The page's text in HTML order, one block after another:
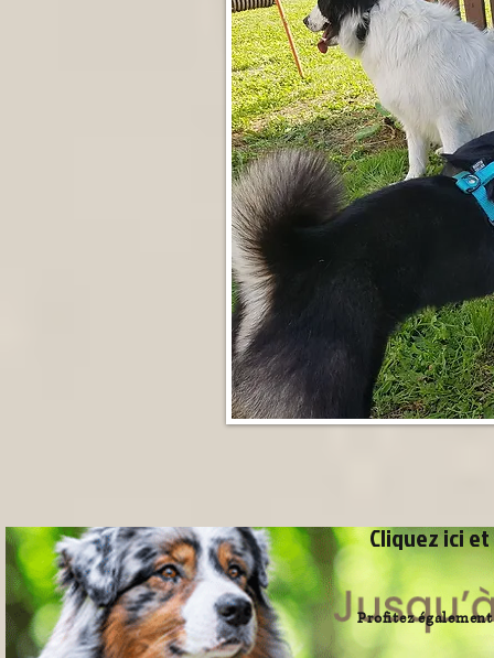
© 2023 by Name of Site. Proudly created withWix.com Cliquez ici
Profitez